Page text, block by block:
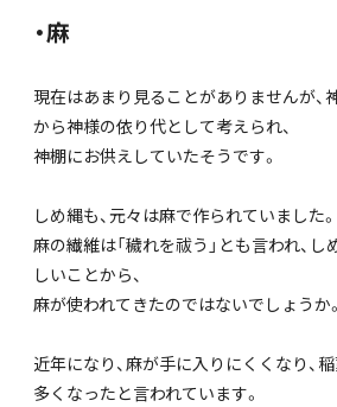
・麻
現在はあまり見ることがありませんが、
から神様の依り代として考えられ、
神棚にお供えしていたそうです。
しめ縄も、元々は麻で作られていました。
麻の繊維は「穢れを祓う」とも言われ、
しいことから、
麻が使われてきたのではないでしょうか。
近年になり、麻が手に入りにくくなり、
多くなったと言われています。